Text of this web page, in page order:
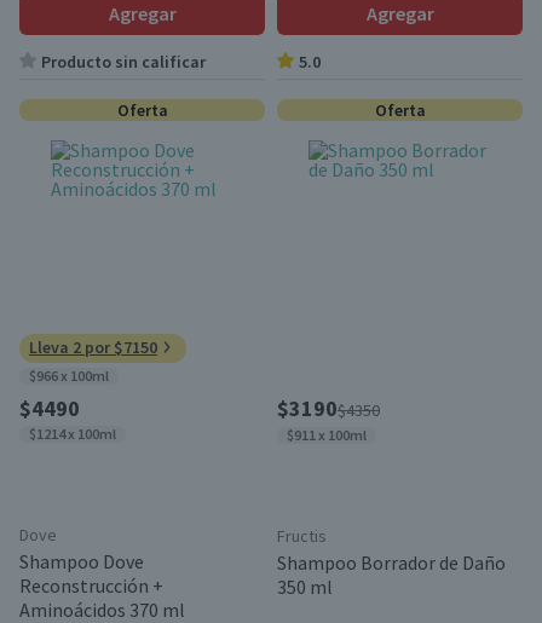
Agregar
Producto sin calificar
Agregar
5.0
Oferta
Lleva 2 por $7150
$966 x 100ml
$4490
$1214 x 100ml
Dove
Shampoo Dove
Reconstrucción +
Aminoácidos 370 ml
Oferta
$3190$4350
$911 x 100ml
Fructis
Shampoo Borrador de Daño
350 ml